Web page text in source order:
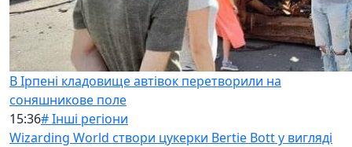
В Ірпені кладовище автівок перетворили на
соняшникове поле
15:36# Інші регіони
Wizarding World створи цукерки Bertie Bott у вигляді